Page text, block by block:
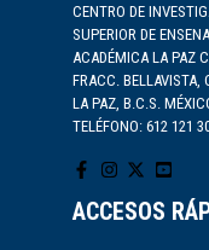
CENTRO DE
SUPERIOR DE
ACADÉMICA LA PAZ
FRACC. BELLAVISTA,
LA PAZ, B.C.S.
TELÉFONO: 612 121
ACCESOS